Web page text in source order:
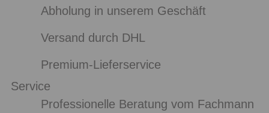
Abholung in unserem Geschäft
Versand durch DHL
Premium-Lieferservice
Service
Professionelle Beratung vom Fachmann